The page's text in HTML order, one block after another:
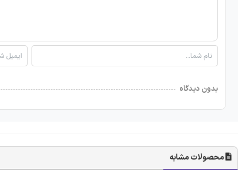
بدون دیدگاه
محصولات مشابه